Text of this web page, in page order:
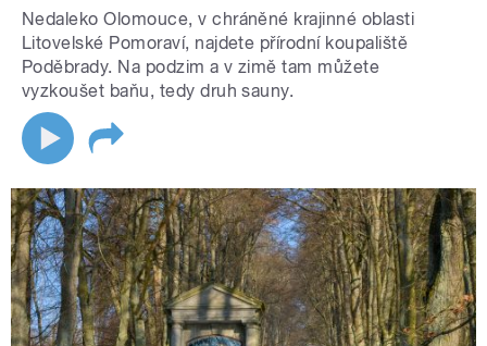
Nedaleko Olomouce, v chráněné krajinné oblasti
Litovelské Pomoraví, najdete přírodní koupaliště
Poděbrady. Na podzim a v zimě tam můžete
vyzkoušet baňu, tedy druh sauny.